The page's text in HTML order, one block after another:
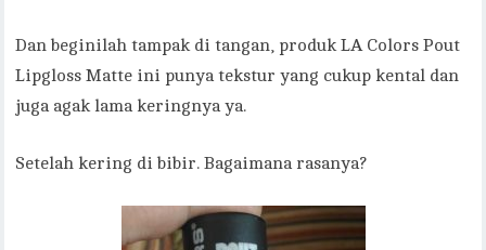
Dan beginilah tampak di tangan, produk LA Colors Pout
Lipgloss Matte ini punya tekstur yang cukup kental dan
juga agak lama keringnya ya.
Setelah kering di bibir. Bagaimana rasanya?